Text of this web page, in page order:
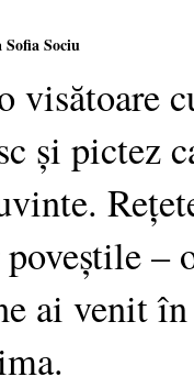
Sociu
visătoare
și pictez
–
ai venit